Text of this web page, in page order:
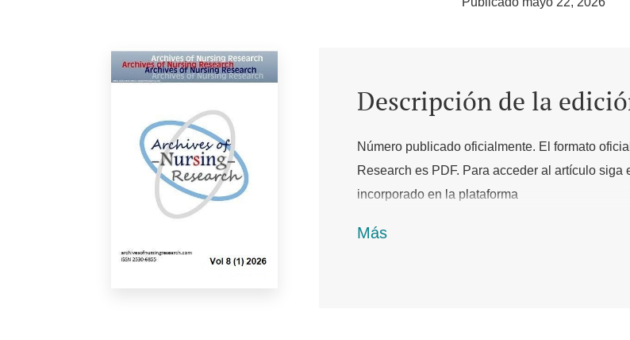
Descripción de la
Número publicado oficialmente. El formato
Research es PDF. Para acceder al artículo
incorporado en la plataforma
Más